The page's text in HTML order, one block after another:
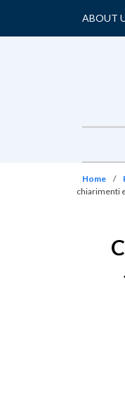
ABOUT
Home /
chiarimenti